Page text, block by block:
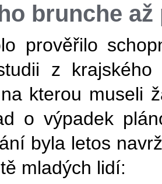
brunche
prověřilo
z
kterou museli
o výpadek
byla letos
mladých lidí: